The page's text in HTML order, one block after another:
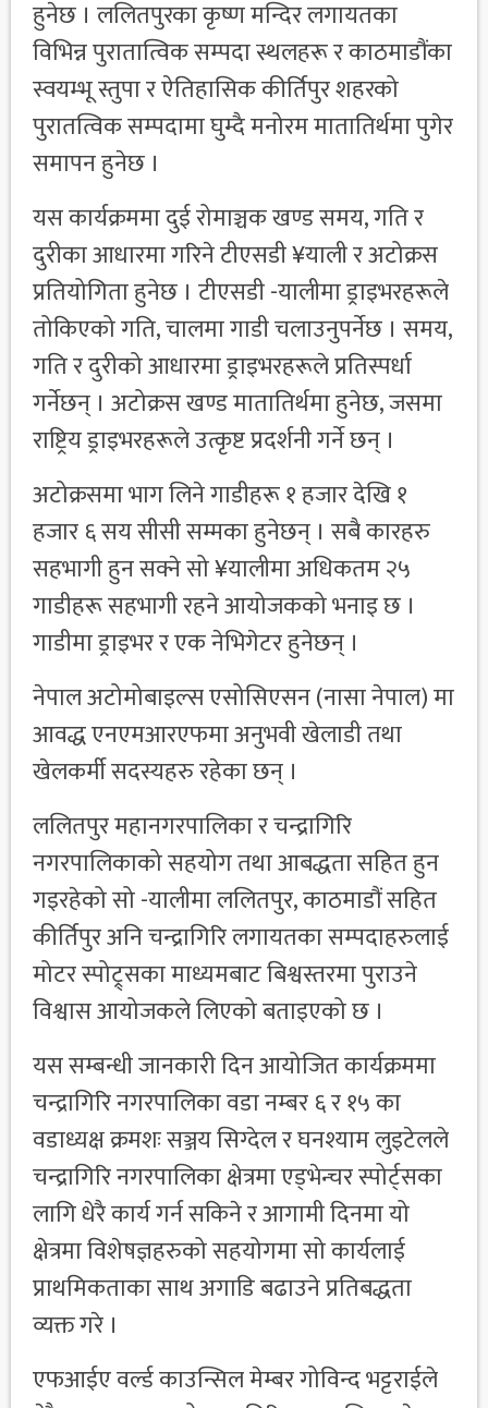
हुनेछ । ललितपुरका कृष्ण मन्दिर लगायतका
विभिन्न पुरातात्विक सम्पदा स्थलहरू र काठमाडौंका
स्वयम्भू स्तुपा र ऐतिहासिक कीर्तिपुर शहरको
पुरातत्विक सम्पदामा घुम्दै मनोरम मातातिर्थमा पुगेर
समापन हुनेछ ।
यस कार्यक्रममा दुई रोमाञ्चक खण्ड समय, गति र
दुरीका आधारमा गरिने टीएसडी ¥याली र अटोक्रस
प्रतियोगिता हुनेछ । टीएसडी -यालीमा ड्राइभरहरूले
तोकिएको गति, चालमा गाडी चलाउनुपर्नेछ । समय,
गति र दुरीको आधारमा ड्राइभरहरूले प्रतिस्पर्धा
गर्नेछन् । अटोक्रस खण्ड मातातिर्थमा हुनेछ, जसमा
राष्ट्रिय ड्राइभरहरूले उत्कृष्ट प्रदर्शनी गर्ने छन् ।
अटोक्रसमा भाग लिने गाडीहरू १ हजार देखि १
हजार ६ सय सीसी सम्मका हुनेछन् । सबै कारहरु
सहभागी हुन सक्ने सो ¥यालीमा अधिकतम २५
गाडीहरू सहभागी रहने आयोजकको भनाइ छ ।
गाडीमा ड्राइभर र एक नेभिगेटर हुनेछन् ।
नेपाल अटोमोबाइल्स एसोसिएसन (नासा नेपाल) मा
आवद्ध एनएमआरएफमा अनुभवी खेलाडी तथा
खेलकर्मी सदस्यहरु रहेका छन् ।
ललितपुर महानगरपालिका र चन्द्रागिरि
नगरपालिकाको सहयोग तथा आबद्धता सहित हुन
गइरहेको सो -यालीमा ललितपुर, काठमाडौं सहित
कीर्तिपुर अनि चन्द्रागिरि लगायतका सम्पदाहरुलाई
मोटर स्पोट्र्सका माध्यमबाट बिश्वस्तरमा पुराउने
विश्वास आयोजकले लिएको बताइएको छ ।
यस सम्बन्धी जानकारी दिन आयोजित कार्यक्रममा
चन्द्रागिरि नगरपालिका वडा नम्बर ६ र १५ का
वडाध्यक्ष क्रमशः सञ्जय सिग्देल र घनश्याम लुइटेलले
चन्द्रागिरि नगरपालिका क्षेत्रमा एड्भेन्चर स्पोर्ट्सका
लागि धेरै कार्य गर्न सकिने र आगामी दिनमा यो
क्षेत्रमा विशेषज्ञहरुको सहयोगमा सो कार्यलाई
प्राथमिकताका साथ अगाडि बढाउने प्रतिबद्धता
व्यक्त गरे ।
एफआईए वर्ल्ड काउन्सिल मेम्बर गोविन्द भट्टराईले